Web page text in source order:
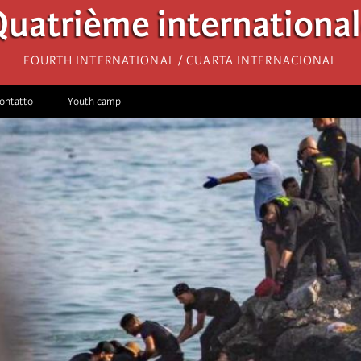
Fourth International / Cuarta Internacional
Youth camp